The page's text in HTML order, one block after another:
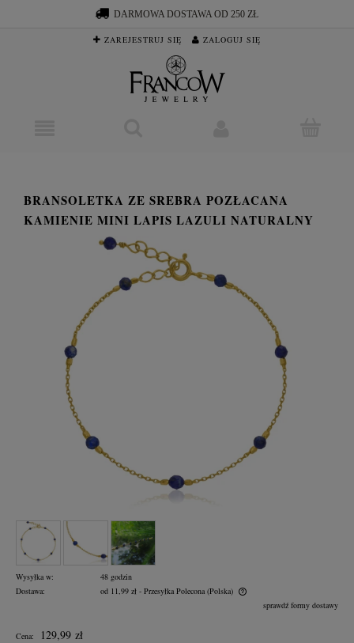
DARMOWA DOSTAWA OD 250 ZŁ
ZAREJESTRUJ SIĘ ZALOGUJ SIĘ
BRANSOLETKA ZE SREBRA POZŁACANA
KAMIENIE MINI LAPIS LAZULI NATURALNY
Wysyłka w:
48 godzin
Dostawa:
od 11,99 zł - Przesyłka Polecona (Polska)
sprawdź formy dostawy
Cena: 129,99 zł